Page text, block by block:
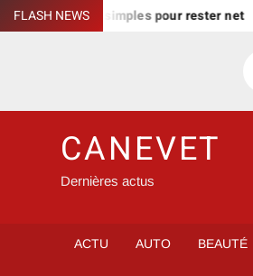
Skip
to
FLASH NEWS
: gestes simples pour rester net
CANEVET
Dernières actus
ACTU AUTO BEAUTÉ